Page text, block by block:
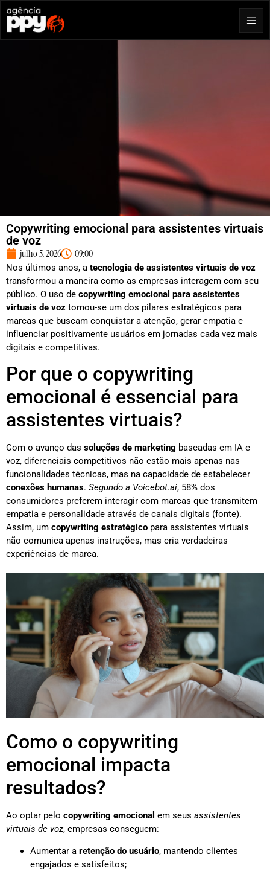
Copywriting emocional para assistentes virtuais
de voz
julho 5, 2026 09:00
Nos últimos anos, a tecnologia de assistentes virtuais de voz
transformou a maneira como as empresas interagem com seu
público. O uso de copywriting emocional para assistentes
virtuais de voz tornou-se um dos pilares estratégicos para
marcas que buscam conquistar a atenção, gerar empatia e
influenciar positivamente usuários em jornadas cada vez mais
digitais e competitivas.
Por que o copywriting
emocional é essencial para
assistentes virtuais?
Com o avanço das soluções de marketing baseadas em IA e
voz, diferenciais competitivos não estão mais apenas nas
funcionalidades técnicas, mas na capacidade de estabelecer
conexões humanas. Segundo a Voicebot.ai, 58% dos
consumidores preferem interagir com marcas que transmitem
empatia e personalidade através de canais digitais (fonte).
Assim, um copywriting estratégico para assistentes virtuais
não comunica apenas instruções, mas cria verdadeiras
experiências de marca.
Como o copywriting
emocional impacta
resultados?
Ao optar pelo copywriting emocional em seus assistentes
virtuais de voz, empresas conseguem:
Aumentar a retenção do usuário, mantendo clientes
engajados e satisfeitos;